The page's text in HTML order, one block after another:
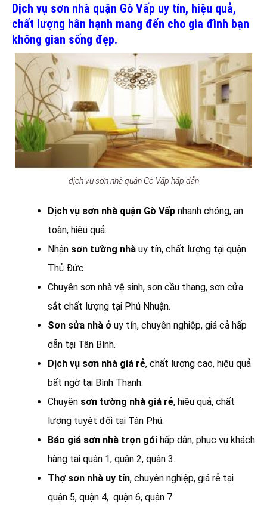
Dịch vụ sơn nhà quận Gò Vấp uy tín, hiệu quả,
chất lượng hân hạnh mang đến cho gia đình bạn
không gian sống đẹp.
dịch vụ sơn nhà quận Gò Vấp hấp dẫn
Dịch vụ sơn nhà quận Gò Vấp nhanh chóng, an
toàn, hiệu quả.
Nhận sơn tường nhà uy tín, chất lượng tại quận
Thủ Đức.
Chuyên sơn nhà vệ sinh, sơn cầu thang, sơn cửa
sắt chất lượng tại Phú Nhuận.
Sơn sửa nhà ở uy tín, chuyên nghiệp, giá cả hấp
dẫn tại Tân Bình.
Dịch vụ sơn nhà giá rẻ, chất lượng cao, hiệu quả
bất ngờ tại Bình Thạnh.
Chuyên sơn tường nhà giá rẻ, hiệu quả, chất
lượng tuyệt đối tại Tân Phú.
Báo giá sơn nhà trọn gói hấp dẫn, phục vụ khách
hàng tại quận 1, quận 2, quận 3.
Thợ sơn nhà uy tín, chuyên nghiệp, giá rẻ tại
quận 5, quận 4, quận 6, quận 7.